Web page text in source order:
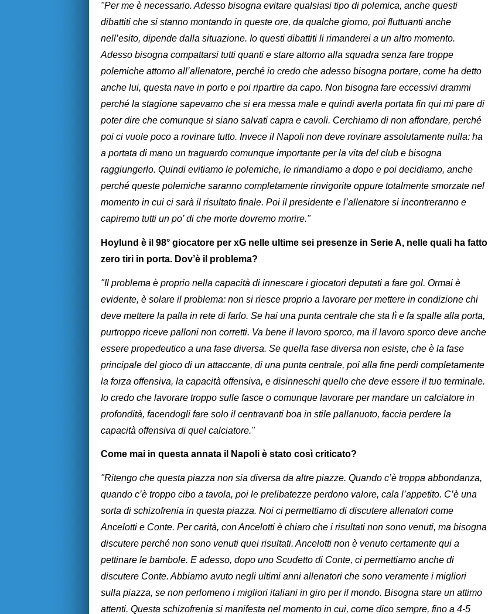
"Per me è necessario. Adesso bisogna evitare qualsiasi tipo di polemica, anche questi
dibattiti che si stanno montando in queste ore, da qualche giorno, poi fluttuanti anche
nell’esito, dipende dalla situazione. Io questi dibattiti li rimanderei a un altro momento.
Adesso bisogna compattarsi tutti quanti e stare attorno alla squadra senza fare troppe
polemiche attorno all’allenatore, perché io credo che adesso bisogna portare, come ha detto
anche lui, questa nave in porto e poi ripartire da capo. Non bisogna fare eccessivi drammi
perché la stagione sapevamo che si era messa male e quindi averla portata fin qui mi pare di
poter dire che comunque si siano salvati capra e cavoli. Cerchiamo di non affondare, perché
poi ci vuole poco a rovinare tutto. Invece il Napoli non deve rovinare assolutamente nulla: ha
a portata di mano un traguardo comunque importante per la vita del club e bisogna
raggiungerlo. Quindi evitiamo le polemiche, le rimandiamo a dopo e poi decidiamo, anche
perché queste polemiche saranno completamente rinvigorite oppure totalmente smorzate nel
momento in cui ci sarà il risultato finale. Poi il presidente e l’allenatore si incontreranno e
capiremo tutti un po’ di che morte dovremo morire."
Hoylund è il 98° giocatore per xG nelle ultime sei presenze in Serie A, nelle quali ha fatto
zero tiri in porta. Dov’è il problema?
"Il problema è proprio nella capacità di innescare i giocatori deputati a fare gol. Ormai è
evidente, è solare il problema: non si riesce proprio a lavorare per mettere in condizione chi
deve mettere la palla in rete di farlo. Se hai una punta centrale che sta lì e fa spalle alla porta,
purtroppo riceve palloni non corretti. Va bene il lavoro sporco, ma il lavoro sporco deve anche
essere propedeutico a una fase diversa. Se quella fase diversa non esiste, che è la fase
principale del gioco di un attaccante, di una punta centrale, poi alla fine perdi completamente
la forza offensiva, la capacità offensiva, e disinneschi quello che deve essere il tuo terminale.
Io credo che lavorare troppo sulle fasce o comunque lavorare per mandare un calciatore in
profondità, facendogli fare solo il centravanti boa in stile pallanuoto, faccia perdere la
capacità offensiva di quel calciatore."
Come mai in questa annata il Napoli è stato così criticato?
"Ritengo che questa piazza non sia diversa da altre piazze. Quando c’è troppa abbondanza,
quando c’è troppo cibo a tavola, poi le prelibatezze perdono valore, cala l’appetito. C’è una
sorta di schizofrenia in questa piazza. Noi ci permettiamo di discutere allenatori come
Ancelotti e Conte. Per carità, con Ancelotti è chiaro che i risultati non sono venuti, ma bisogna
discutere perché non sono venuti quei risultati. Ancelotti non è venuto certamente qui a
pettinare le bambole. E adesso, dopo uno Scudetto di Conte, ci permettiamo anche di
discutere Conte. Abbiamo avuto negli ultimi anni allenatori che sono veramente i migliori
sulla piazza, se non perlomeno i migliori italiani in giro per il mondo. Bisogna stare un attimo
attenti. Questa schizofrenia si manifesta nel momento in cui, come dico sempre, fino a 4-5